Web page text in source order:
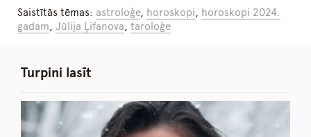
Saistītās tēmas: astroloģe, horoskopi, horoskopi 2024.
gadam,Jūlija Ļifanova,taroloģe
Turpini lasīt